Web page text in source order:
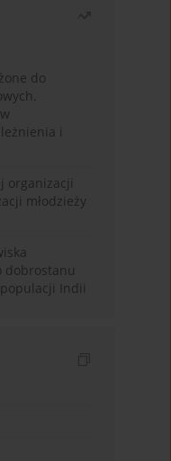
do
i
organizacji
młodzieży
dobrostanu
Indii